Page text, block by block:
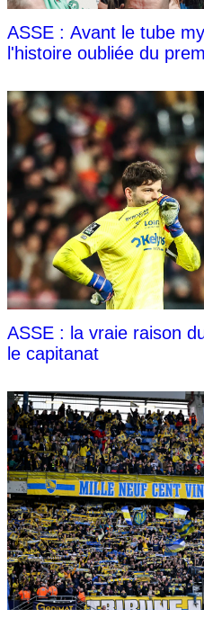
ASSE : Avant le tube
l'histoire oubliée du
ASSE : la vraie raison
le capitanat